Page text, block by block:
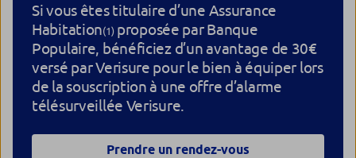
Si vous êtes titulaire d’une Assurance
Habitation(1)proposée par Banque
Populaire, bénéficiez d’un avantage de 30€
versé par Verisure pour le bien à équiper lors
de la souscription à une offre d’alarme
télésurveillée Verisure.
Prendre un rendez-vous